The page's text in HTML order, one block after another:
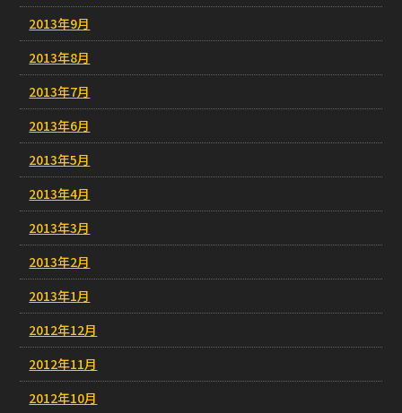
2013年9月
2013年8月
2013年7月
2013年6月
2013年5月
2013年4月
2013年3月
2013年2月
2013年1月
2012年12月
2012年11月
2012年10月